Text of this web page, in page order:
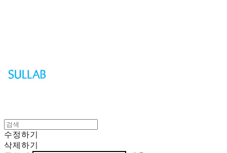
수정하기
삭제하기